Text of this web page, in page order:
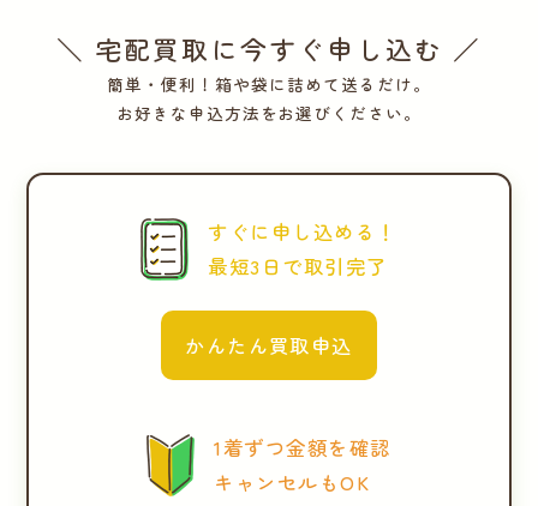
＼ 宅配買取に今すぐ申し込む ／
簡単・便利！箱や袋に詰めて送るだけ。
お好きな申込方法をお選びください。
すぐに申し込める！
最短3日で取引完了
かんたん買取申込
1着ずつ金額を確認
キャンセルもOK